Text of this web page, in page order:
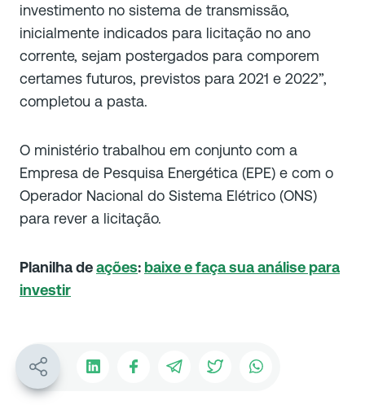
investimento no sistema de transmissão,
inicialmente indicados para licitação no ano
corrente, sejam postergados para comporem
certames futuros, previstos para 2021 e 2022”,
completou a pasta.
O ministério trabalhou em conjunto com a
Empresa de Pesquisa Energética (EPE) e com o
Operador Nacional do Sistema Elétrico (ONS)
para rever a licitação.
Planilha deações: baixe e faça sua análise para
investir